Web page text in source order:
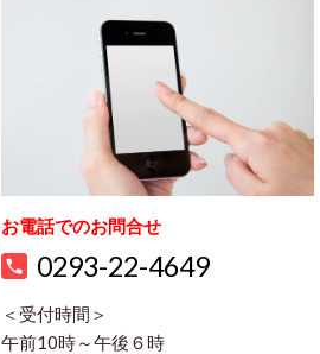
お電話でのお問合せ
0293-22-4649
＜受付時間＞
午前10時～午後６時